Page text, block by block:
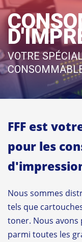
VOTRE
FFF est
pour les
Nous sommes
tels que
toner. Nous avons
parmi toutes les